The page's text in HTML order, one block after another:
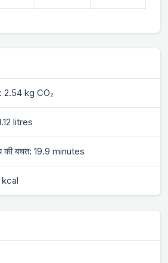
2.54 kg CO₂
litres
बचत: 19.9 minutes
kcal